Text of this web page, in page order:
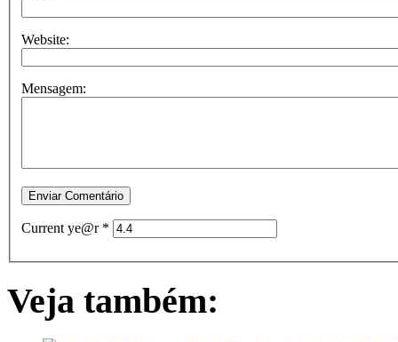
Website:
Mensagem:
Current ye@r *
Veja também: